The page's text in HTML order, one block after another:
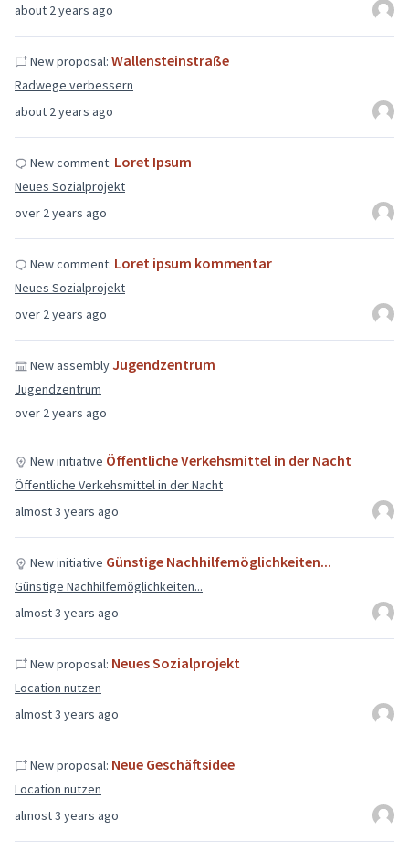
about 2 years ago
about 2 years ago
New proposal: Wallensteinstraße
Radwege verbessern
over 2 years ago
New comment: Loret Ipsum
Neues Sozialprojekt
over 2 years ago
New comment: Loret ipsum kommentar
Neues Sozialprojekt
over 2 years ago
New assemblyJugendzentrum
Jugendzentrum
almost 3 years ago
New initiative Öffentliche Verkehsmittel in der Nacht
Öffentliche Verkehsmittel in der Nacht
almost 3 years ago
New initiative Günstige Nachhilfemöglichkeiten...
Günstige Nachhilfemöglichkeiten...
almost 3 years ago
New proposal: Neues Sozialprojekt
Location nutzen
almost 3 years ago
New proposal: Neue Geschäftsidee
Location nutzen